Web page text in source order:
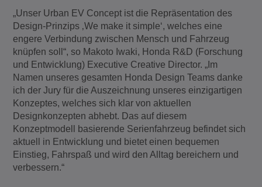
„Unser Urban EV Concept ist die Repräsentation des
Design-Prinzips ‚We make it simple‘, welches eine
engere Verbindung zwischen Mensch und Fahrzeug
knüpfen soll“, so Makoto Iwaki, Honda R&D (Forschung
und Entwicklung) Executive Creative Director. „Im
Namen unseres gesamten Honda Design Teams danke
ich der Jury für die Auszeichnung unseres einzigartigen
Konzeptes, welches sich klar von aktuellen
Designkonzepten abhebt. Das auf diesem
Konzeptmodell basierende Serienfahrzeug befindet sich
aktuell in Entwicklung und bietet einen bequemen
Einstieg, Fahrspaß und wird den Alltag bereichern und
verbessern.“